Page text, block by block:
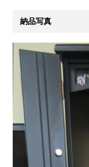
納品写真